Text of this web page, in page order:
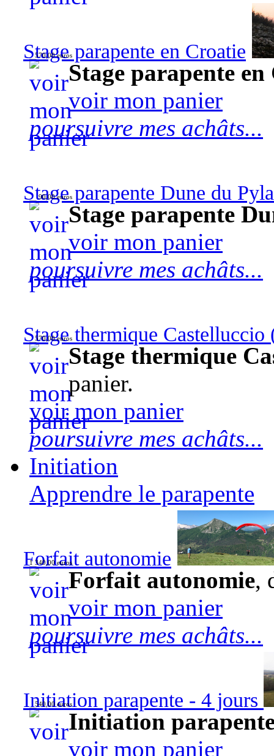
Stage parapente en Croatie
570,00 euros
Stage parapente
voir mon panier
poursuivre mes achâts...
Stage parapente Dune du
90,00 euros
Stage parapente
voir mon panier
poursuivre mes achâts...
Stage thermique Castelluccio
570,00 euros
Stage thermique
panier.
voir mon panier
poursuivre mes achâts...
Initiation
Apprendre le parapente
Forfait autonomie
1 340,00 euros
Forfait autonomie,
voir mon panier
poursuivre mes achâts...
Initiation parapente - 4 jours
540,00 euros
Initiation
voir mon panier